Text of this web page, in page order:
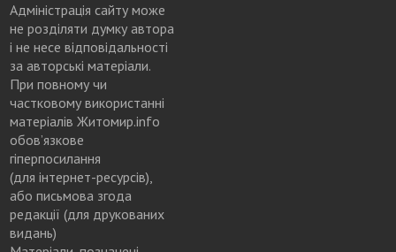
Адміністрація сайту може
не розділяти думку автора
і не несе відповідальності
за авторські матеріали.
При повному чи
частковому використанні
матеріалів Житомир.info
обов’язкове
гіперпосилання
(для інтернет-ресурсів),
або письмова згода
редакції (для друкованих
видань)